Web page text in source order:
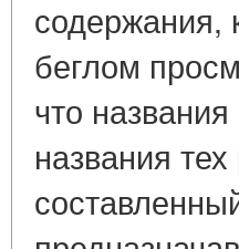
содержания,
беглом
что
названия